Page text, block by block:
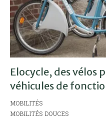
Elocycle, des vélos
véhicules de
MOBILITÉS
MOBILITÉS DOUCES